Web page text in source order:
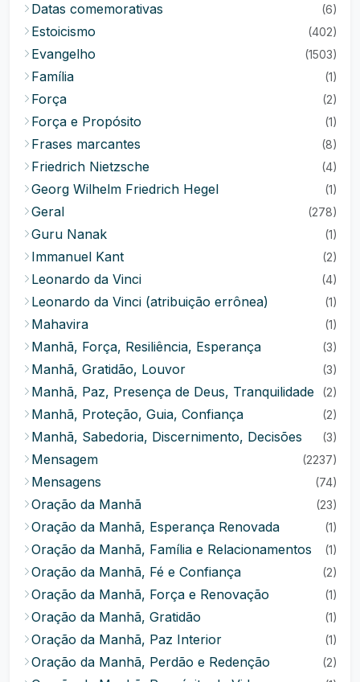
Datas comemorativas (6)
Estoicismo (402)
Evangelho (1503)
Família (1)
Força (2)
Força e Propósito (1)
Frases marcantes (8)
Friedrich Nietzsche (4)
Georg Wilhelm Friedrich Hegel (1)
Geral (278)
Guru Nanak (1)
Immanuel Kant (2)
Leonardo da Vinci (4)
Leonardo da Vinci (atribuição errônea) (1)
Mahavira (1)
Manhã, Força, Resiliência, Esperança (3)
Manhã, Gratidão, Louvor (3)
Manhã, Paz, Presença de Deus, Tranquilidade (2)
Manhã, Proteção, Guia, Confiança (2)
Manhã, Sabedoria, Discernimento, Decisões (3)
Mensagem (2237)
Mensagens (74)
Oração da Manhã (23)
Oração da Manhã, Esperança Renovada (1)
Oração da Manhã, Família e Relacionamentos (1)
Oração da Manhã, Fé e Confiança (2)
Oração da Manhã, Força e Renovação (1)
Oração da Manhã, Gratidão (1)
Oração da Manhã, Paz Interior (1)
Oração da Manhã, Perdão e Redenção (2)